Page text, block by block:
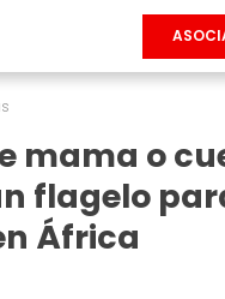
mama o
flagelo
África